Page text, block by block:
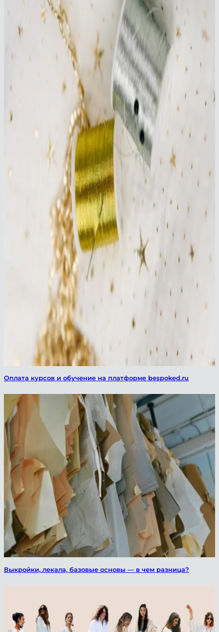
Оплата курсов и обучение на платформе bespoked.ru
Выкройки, лекала, базовые основы — в чем разница?